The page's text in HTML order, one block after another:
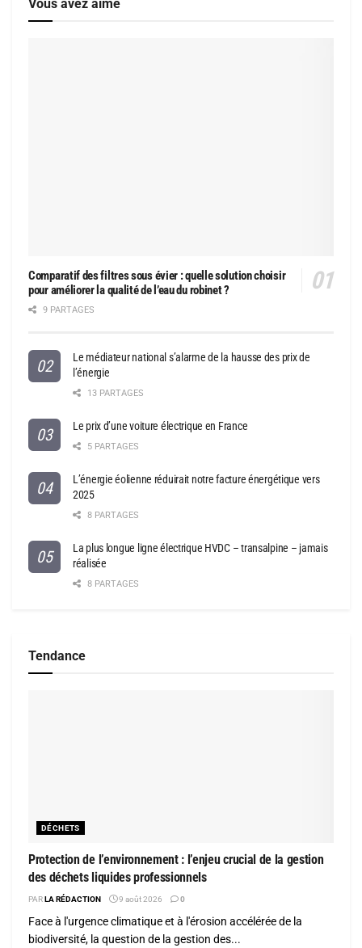
Vous avez aimé
Comparatif des filtres sous évier : quelle solution choisir
pour améliorer la qualité de l’eau du robinet ?
9 PARTAGES
Le médiateur national s’alarme de la hausse des prix de
l’énergie
13 PARTAGES
Le prix d’une voiture électrique en France
5 PARTAGES
L’énergie éolienne réduirait notre facture énergétique vers
2025
8 PARTAGES
La plus longue ligne électrique HVDC – transalpine – jamais
réalisée
8 PARTAGES
Tendance
DÉCHETS
Protection de l’environnement : l’enjeu crucial de la gestion
des déchets liquides professionnels
PARLA RÉDACTION 9 août 2026 0
Face à l'urgence climatique et à l'érosion accélérée de la
biodiversité, la question de la gestion des...